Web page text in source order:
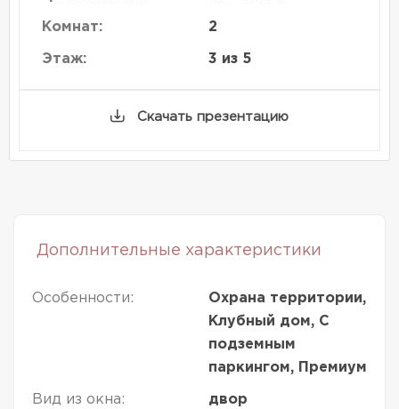
Комнат: 2
Этаж: 3 из 5
Скачать презентацию
Дополнительные характеристики
Особенности:
Охрана территории,
Клубный дом, С
подземным
паркингом, Премиум
Вид из окна: двор